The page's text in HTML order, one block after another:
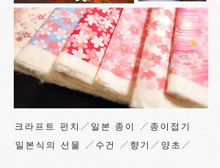
크라프트 펀치／일본 종이 ／종이접기
일본식의 선물 ／수건 ／향기／양초／